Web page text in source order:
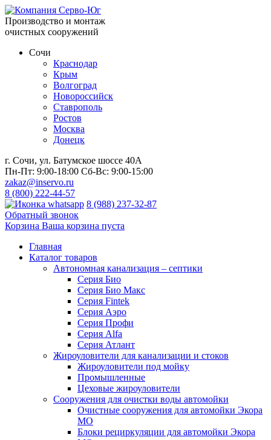
Производство и монтаж
очистных сооружений
Сочи
Краснодар
Крым
Волгоград
Новороссийск
Ставрополь
Ростов
Москва
Донецк
г. Сочи, ул. Батумское шоссе 40А
Пн-Пт: 9:00-18:00 Сб-Вс: 9:00-15:00
zakaz@inservo.ru
8 (800) 222-44-57
8 (988) 237-32-87
Обратный звонок
Корзина Ваша корзина пуста
Главная
Каталог товаров
Автономная канализация – септики
Серия Био
Серия Био Макс
Серия Fintek
Серия Аэро
Серия Профи
Серия Alfa
Серия Атлант
Жироуловители для канализации и стоков
Жироуловители под мойку
Промышленные
Цеховые жироуловители
Сооружения для очистки воды автомойки
Очистные сооружения для автомойки Экора
МО
Блоки рециркуляции для автомойки Экора